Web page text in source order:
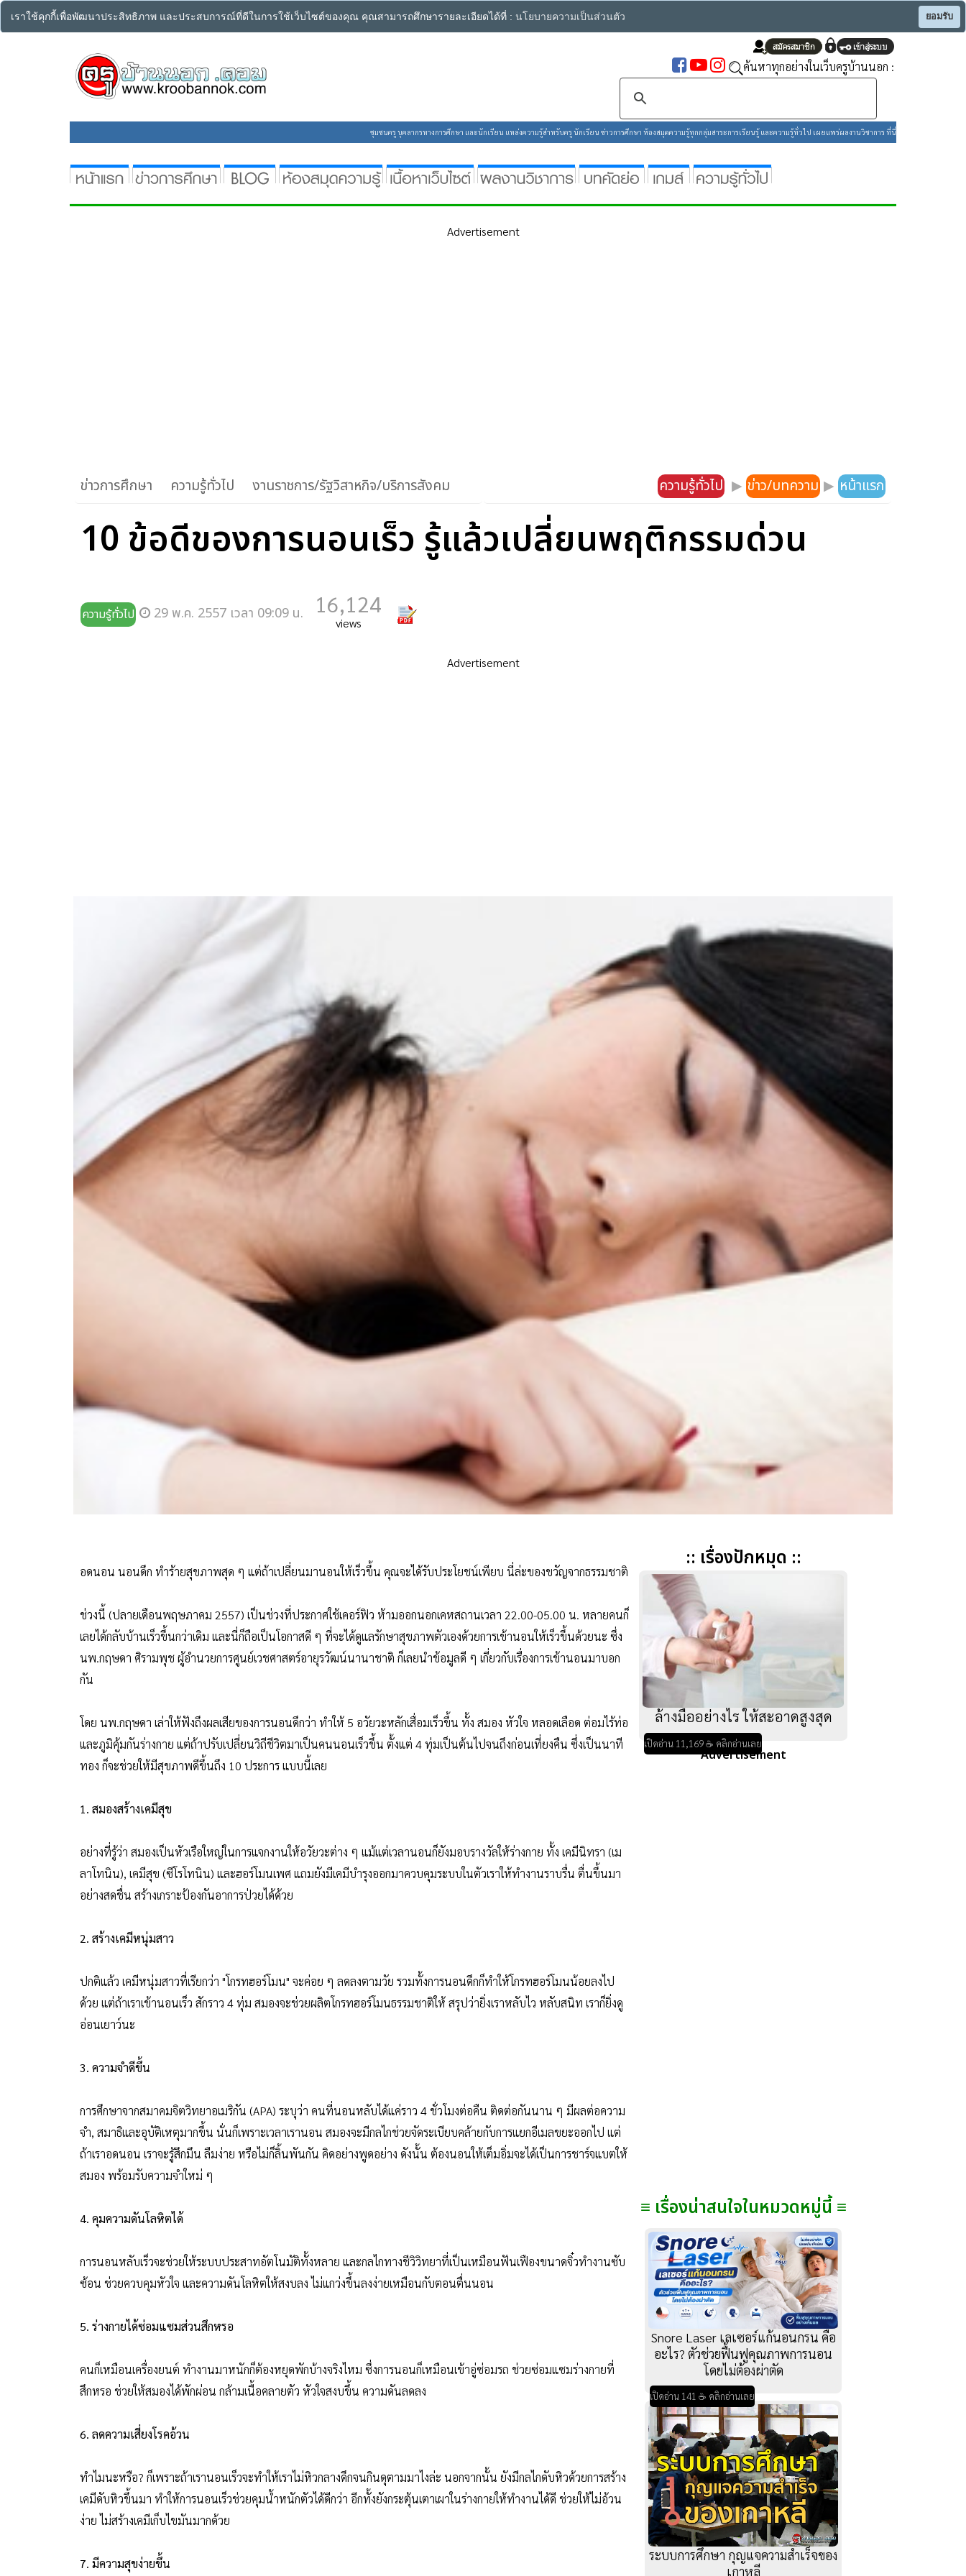
เราใช้คุกกี้เพื่อพัฒนาประสิทธิภาพ และประสบการณ์ที่ดีในการใช้เว็บไซต์ของคุณ คุณสามารถศึกษารายละเอียดได้ที่ : นโยบายความเป็นส่วนตัว ยอมรับ
ค้นหาทุกอย่างในเว็บครูบ้านนอก :
ชุมชนครู บุคลากรทางการศึกษา และนักเรียน แหล่งความรู้สำหรับครู นักเรียน ข่าวการศึกษา ห้องสมุดความรู้ทุกกลุ่มสาระการเรียนรู้ และความรู้ทั่วไป เผยแพร่ผลงานวิชาการ ที่นี่
Advertisement
ข่าวการศึกษา ความรู้ทั่วไป งานราชการ/รัฐวิสาหกิจ/บริการสังคม ความรู้ทั่วไป ▶ ข่าว/บทความ ▶ หน้าแรก
10 ข้อดีของการนอนเร็ว รู้แล้วเปลี่ยนพฤติกรรมด่วน
ความรู้ทั่วไป 29 พ.ค. 2557 เวลา 09:09 น. 16,124
views
Advertisement
อดนอน นอนดึก ทำร้ายสุขภาพสุด ๆ แต่ถ้าเปลี่ยนมานอนให้เร็วขึ้น คุณจะได้รับประโยชน์เพียบ นี่ล่ะของขวัญจากธรรมชาติ
ช่วงนี้ (ปลายเดือนพฤษภาคม 2557) เป็นช่วงที่ประกาศใช้เคอร์ฟิว ห้ามออกนอกเคหสถานเวลา 22.00-05.00 น. หลายคนก็
เลยได้กลับบ้านเร็วขึ้นกว่าเดิม และนี่ก็ถือเป็นโอกาสดี ๆ ที่จะได้ดูแลรักษาสุขภาพตัวเองด้วยการเข้านอนให้เร็วขึ้นด้วยนะ ซึ่ง
นพ.กฤษดา ศิรามพุช ผู้อำนวยการศูนย์เวชศาสตร์อายุรวัฒน์นานาชาติ ก็เลยนำข้อมูลดี ๆ เกี่ยวกับเรื่องการเข้านอนมาบอก
กัน
โดย นพ.กฤษดา เล่าให้ฟังถึงผลเสียของการนอนดึกว่า ทำให้ 5 อวัยวะหลักเสื่อมเร็วขึ้น ทั้ง สมอง หัวใจ หลอดเลือด ต่อมไร้ท่อ
และภูมิคุ้มกันร่างกาย แต่ถ้าปรับเปลี่ยนวิถีชีวิตมาเป็นคนนอนเร็วขึ้น ตั้งแต่ 4 ทุ่มเป็นต้นไปจนถึงก่อนเที่ยงคืน ซึ่งเป็นนาที
ทอง ก็จะช่วยให้มีสุขภาพดีขึ้นถึง 10 ประการ แบบนี้เลย
1. สมองสร้างเคมีสุข
อย่างที่รู้ว่า สมองเป็นหัวเรือใหญ่ในการแจกงานให้อวัยวะต่าง ๆ แม้แต่เวลานอนก็ยังมอบรางวัลให้ร่างกาย ทั้ง เคมีนิทรา (เม
ลาโทนิน), เคมีสุข (ซีโรโทนิน) และฮอร์โมนเพศ แถมยังมีเคมีบำรุงออกมาควบคุมระบบในตัวเราให้ทำงานราบรื่น ตื่นขึ้นมา
อย่างสดชื่น สร้างเกราะป้องกันอาการป่วยได้ด้วย
2. สร้างเคมีหนุ่มสาว
ปกติแล้ว เคมีหนุ่มสาวที่เรียกว่า "โกรทฮอร์โมน" จะค่อย ๆ ลดลงตามวัย รวมทั้งการนอนดึกก็ทำให้โกรทฮอร์โมนน้อยลงไป
ด้วย แต่ถ้าเราเข้านอนเร็ว สักราว 4 ทุ่ม สมองจะช่วยผลิตโกรทฮอร์โมนธรรมชาติให้ สรุปว่ายิ่งเราหลับไว หลับสนิท เราก็ยิ่งดู
อ่อนเยาว์นะ
3. ความจำดีขึ้น
การศึกษาจากสมาคมจิตวิทยาอเมริกัน (APA) ระบุว่า คนที่นอนหลับได้แค่ราว 4 ชั่วโมงต่อคืน ติดต่อกันนาน ๆ มีผลต่อความ
จำ, สมาธิและอุบัติเหตุมากขึ้น นั่นก็เพราะเวลาเรานอน สมองจะมีกลไกช่วยจัดระเบียบคล้ายกับการแยกอีเมลขยะออกไป แต่
ถ้าเราอดนอน เราจะรู้สึกมึน ลืมง่าย หรือไม่ก็ลิ้นพันกัน คิดอย่างพูดอย่าง ดังนั้น ต้องนอนให้เต็มอิ่มจะได้เป็นการชาร์จแบตให้
สมอง พร้อมรับความจำใหม่ ๆ
4. คุมความดันโลหิตได้
การนอนหลับเร็วจะช่วยให้ระบบประสาทอัตโนมัติทั้งหลาย และกลไกทางชีวิวิทยาที่เป็นเหมือนฟันเฟืองขนาดจิ๋วทำงานซับ
ซ้อน ช่วยควบคุมหัวใจ และความดันโลหิตให้สงบลง ไม่แกว่งขึ้นลงง่ายเหมือนกับตอนตื่นนอน
5. ร่างกายได้ซ่อมแซมส่วนสึกหรอ
คนก็เหมือนเครื่องยนต์ ทำงานมาหนักก็ต้องหยุดพักบ้างจริงไหม ซึ่งการนอนก็เหมือนเข้าอู่ซ่อมรถ ช่วยซ่อมแซมร่างกายที่
สึกหรอ ช่วยให้สมองได้พักผ่อน กล้ามเนื้อคลายตัว หัวใจสงบขึ้น ความดันลดลง
6. ลดความเสี่ยงโรคอ้วน
ทำไมนะหรือ? ก็เพราะถ้าเรานอนเร็วจะทำให้เราไม่หิวกลางดึกจนกินดุตามมาไงล่ะ นอกจากนั้น ยังมีกลไกดับหิวด้วยการสร้าง
เคมีดับหิวขึ้นมา ทำให้การนอนเร็วช่วยคุมน้ำหนักตัวได้ดีกว่า อีกทั้งยังกระตุ้นเตาเผาในร่างกายให้ทำงานได้ดี ช่วยให้ไม่อ้วน
ง่าย ไม่สร้างเคมีเก็บไขมันมากด้วย
7. มีความสุขง่ายขึ้น
:: เรื่องปักหมุด ::
ล้างมืออย่างไร ให้สะอาดสูงสุด
เปิดอ่าน 11,169 ☕ คลิกอ่านเลย
Advertisement
≡ เรื่องน่าสนใจในหมวดหมู่นี้ ≡
Snore Laser เลเซอร์แก้นอนกรน คือ
อะไร? ตัวช่วยฟื้นฟูคุณภาพการนอน
โดยไม่ต้องผ่าตัด
เปิดอ่าน 141 ☕ คลิกอ่านเลย
ระบบการศึกษา กุญแจความสำเร็จของ
เกาหลี